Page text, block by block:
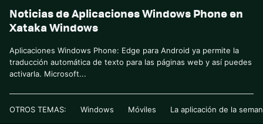
Noticias de Aplicaciones Windows Phone en
Xataka Windows
Aplicaciones Windows Phone: Edge para Android ya permite la
traducción automática de texto para las páginas web y así puedes
activarla. Microsoft...
OTROS TEMAS: Windows Móviles La aplicación de la